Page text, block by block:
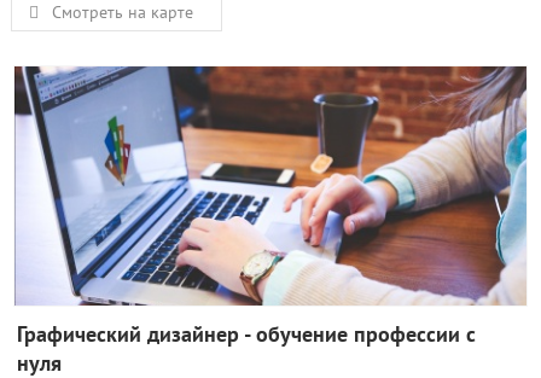
Смотреть на карте
Графический дизайнер - обучение профессии с
нуля